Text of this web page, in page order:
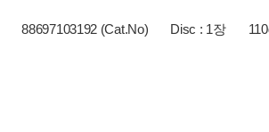
88697103192 (Cat.No) Disc : 1장